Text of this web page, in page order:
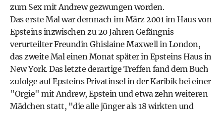
zum Sex mit Andrew gezwungen worden.
Das erste Mal war demnach im März 2001 im Haus von
Epsteins inzwischen zu 20 Jahren Gefängnis
verurteilter Freundin Ghislaine Maxwell in London,
das zweite Mal einen Monat später in Epsteins Haus in
New York. Das letzte derartige Treffen fand dem Buch
zufolge auf Epsteins Privatinsel in der Karibik bei einer
"Orgie" mit Andrew, Epstein und etwa zehn weiteren
Mädchen statt, "die alle jünger als 18 wirkten und